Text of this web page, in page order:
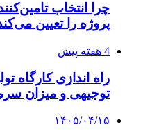
چرا انتخاب
پروژه را تعیین
4 هفته پیش
راه اندازی کارگاه
توجیهی و میزان
۱۴۰۵/۰۴/۱۵